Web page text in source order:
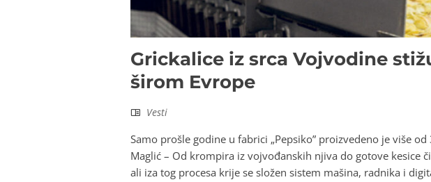
Grickalice iz srca Vojvodine
širom Evrope
Vesti
Samo prošle godine u fabrici „Pepsiko” proizvedeno je više
Maglić – Od krompira iz vojvođanskih njiva do gotove kesice
ali iza tog procesa krije se složen sistem mašina, radnika i